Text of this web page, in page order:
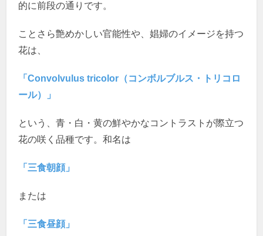
的に前段の通りです。
ことさら艶めかしい官能性や、娼婦のイメージを持つ
花は、
「Convolvulus tricolor（コンボルブルス・トリコロ
ール）」
という、青・白・黄の鮮やかなコントラストが際立つ
花の咲く品種です。和名は
「三食朝顔」
または
「三食昼顔」